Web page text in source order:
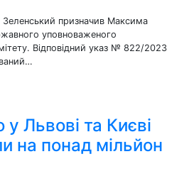
призначив Максима
уповноваженого
Відповідний указ № 822/2023
Львові та Києві
на понад мільйон